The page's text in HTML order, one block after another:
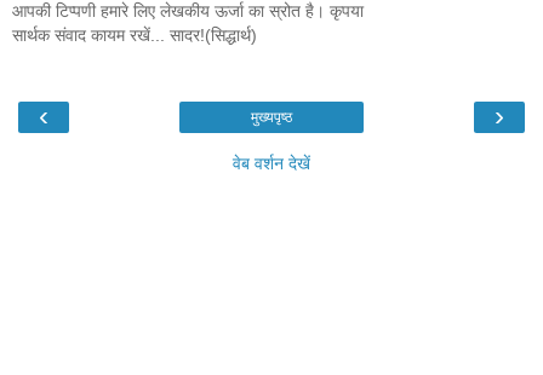
आपकी टिप्पणी हमारे लिए लेखकीय ऊर्जा का स्रोत है। कृपया
सार्थक संवाद कायम रखें... सादर!(सिद्धार्थ)
‹ ›
मुख्यपृष्ठ
वेब वर्शन देखें